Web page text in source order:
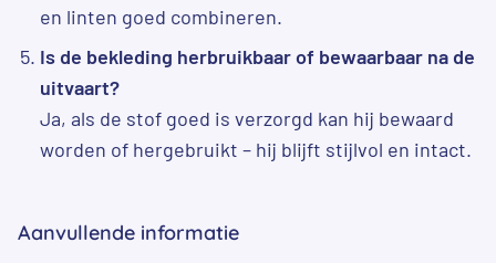
en linten goed combineren.
Is de bekleding herbruikbaar of bewaarbaar na de
uitvaart?
Ja, als de stof goed is verzorgd kan hij bewaard
worden of hergebruikt – hij blijft stijlvol en intact.
Aanvullende informatie